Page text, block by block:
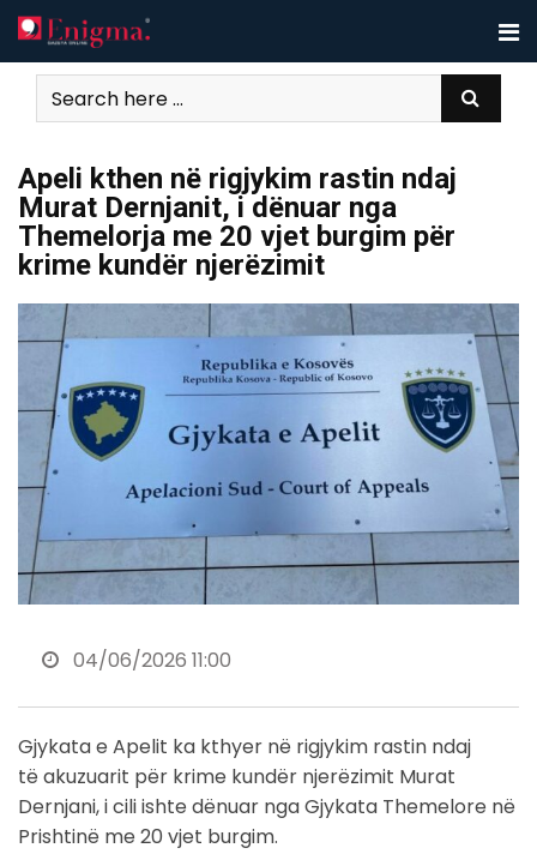
Skip
to
content
Apeli kthen në rigjykim rastin ndaj
Murat Dernjanit, i dënuar nga
Themelorja me 20 vjet burgim për
krime kundër njerëzimit
04/06/2026 11:00
Gjykata e Apelit ka kthyer në rigjykim rastin ndaj
të akuzuarit për krime kundër njerëzimit Murat
Dernjani, i cili ishte dënuar nga Gjykata Themelore në
Prishtinë me 20 vjet burgim.